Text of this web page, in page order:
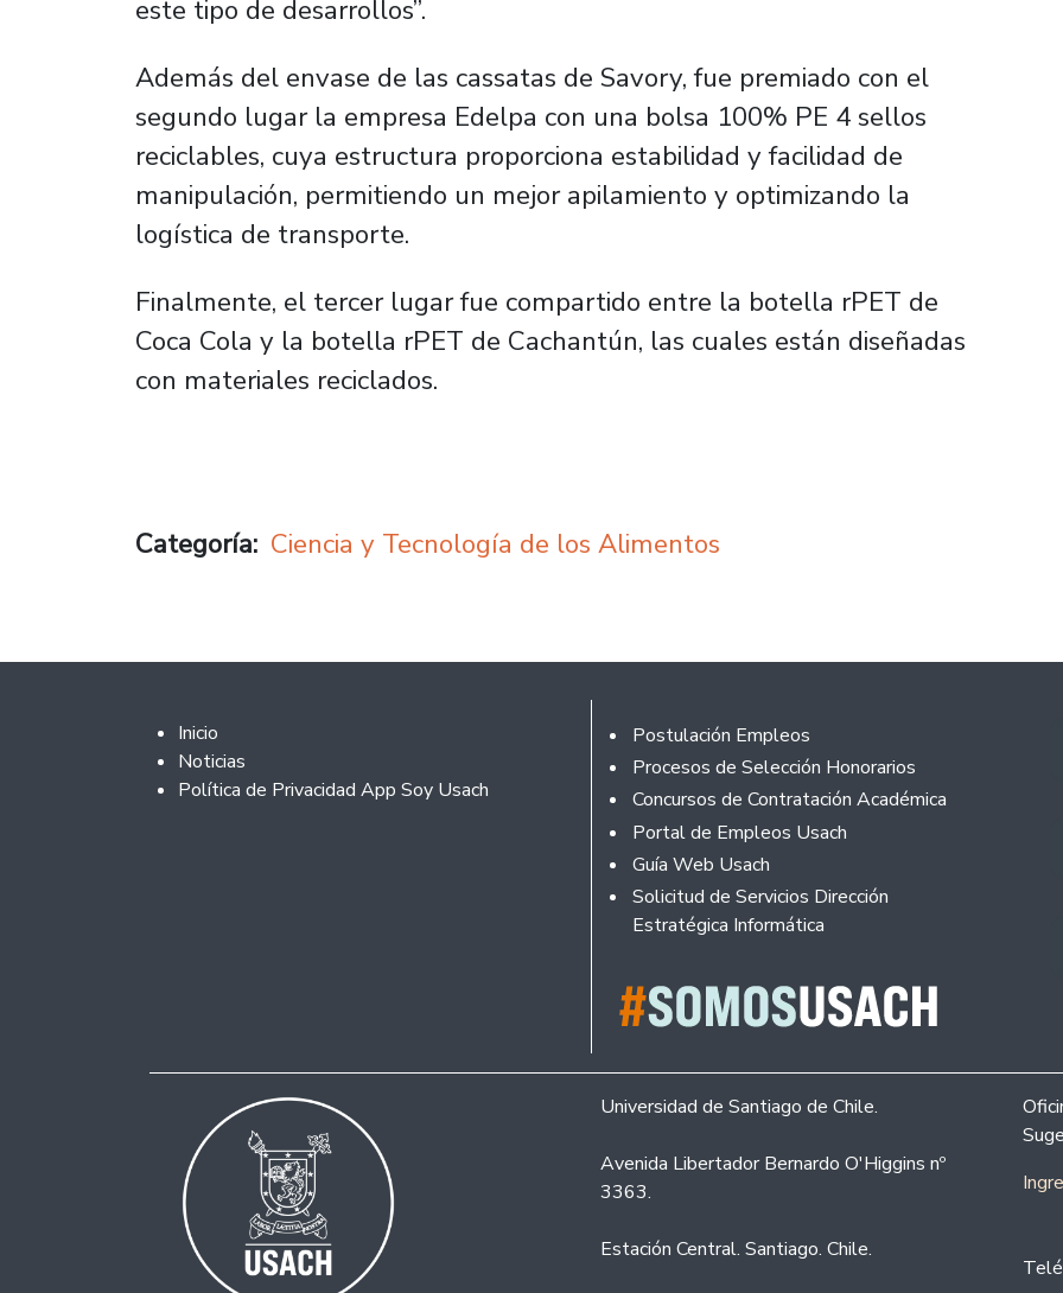
este tipo de desarrollos”.
Además del envase de las cassatas de Savory, fue premiado con el
segundo lugar la empresa Edelpa con una bolsa 100% PE 4 sellos
reciclables, cuya estructura proporciona estabilidad y facilidad de
manipulación, permitiendo un mejor apilamiento y optimizando la
logística de transporte.
Finalmente, el tercer lugar fue compartido entre la botella rPET de
Coca Cola y la botella rPET de Cachantún, las cuales están diseñadas
con materiales reciclados.
Categoría Ciencia y Tecnología de los Alimentos
Footer 2
Inicio
Noticias
Política de Privacidad App Soy Usach
Footer
Postulación Empleos
Procesos de Selección Honorarios
Concursos de Contratación Académica
Portal de Empleos Usach
Guía Web Usach
Solicitud de Servicios Dirección
Estratégica Informática
Universidad de Santiago de Chile.
Avenida Libertador Bernardo O'Higgins nº
3363.
Estación Central. Santiago. Chile.